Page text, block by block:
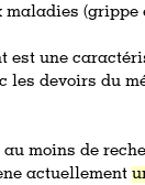
maladies (grippe
est une
les devoirs du
moins de
actuellement